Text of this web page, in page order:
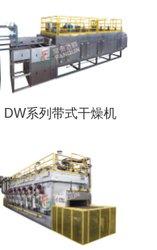
DW系列带式干燥机